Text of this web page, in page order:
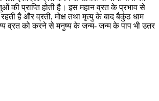
की प्राप्ति होती है। इस महान व्रत के प्रभाव से
रहती है और व्रती, मोक्ष तथा मृत्यु के बाद बैकुंठ धाम
व्रत को करने से मनुष्य के जन्म- जन्म के पाप भी उतर